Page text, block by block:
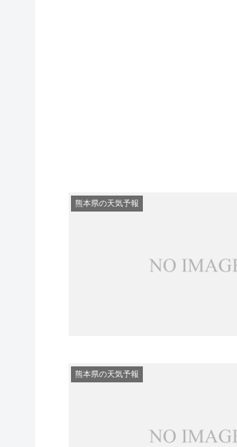
熊本県の天気予報
熊本県の天気予報